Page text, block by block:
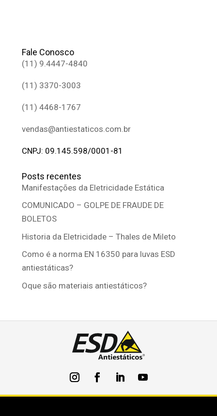
Fale Conosco
(11) 9.4447-4840
(11) 3370-3003
(11) 4468-1767
vendas@antiestaticos.com.br
CNPJ: 09.145.598/0001-81
Posts recentes
Manifestações da Eletricidade Estática
COMUNICADO – GOLPE DE FRAUDE DE
BOLETOS
Historia da Eletricidade – Thales de Mileto
Como é a norma EN 16350 para luvas ESD
antiestáticas?
Oque são materiais antiestáticos?